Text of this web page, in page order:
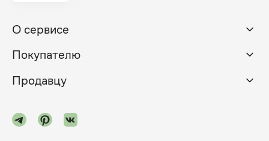
О сервисе
Покупателю
Продавцу